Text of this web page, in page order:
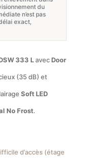
actuel
est :
624,24 €.
du
n’est pas
exact,
333 LavecDoor
(35 dB) et
Soft LED
No Frost.
d’accès (étage